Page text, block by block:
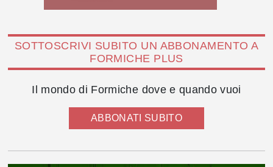
SOTTOSCRIVI SUBITO UN ABBONAMENTO A
FORMICHE PLUS
Il mondo di Formiche dove e quando vuoi
ABBONATI SUBITO